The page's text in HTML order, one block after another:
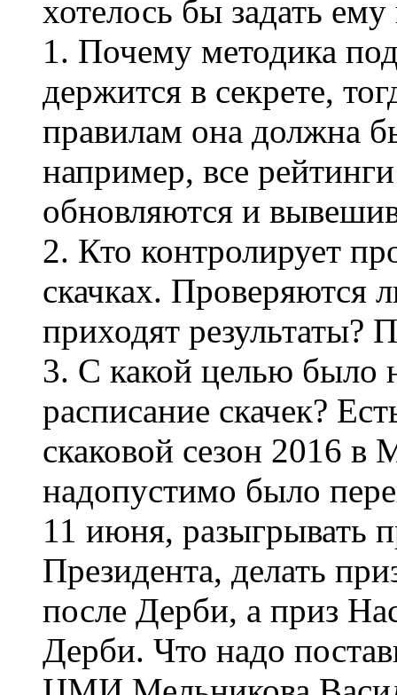
хотелось бы задать
1. Почему методика
держится в секрете,
правилам она должна
например, все
обновляются и
2. Кто контролирует
скачках. Проверяются
приходят
3. С какой целью было
расписание скачек?
скаковой сезон 2016
надопустимо было
11 июня, разыгрывать
Президента, делать
после Дерби, а приз
Дерби. Что надо